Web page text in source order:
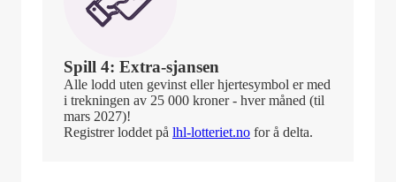
Spill 4: Extra-sjansen
Alle lodd uten gevinst eller hjertesymbol er med
i trekningen av 25 000 kroner - hver måned (til
mars 2027)!
Registrer loddet på lhl-lotteriet.no for å delta.